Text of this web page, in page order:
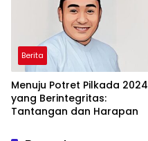
Berita
Menuju Potret Pilkada 2024
yang Berintegritas:
Tantangan dan Harapan